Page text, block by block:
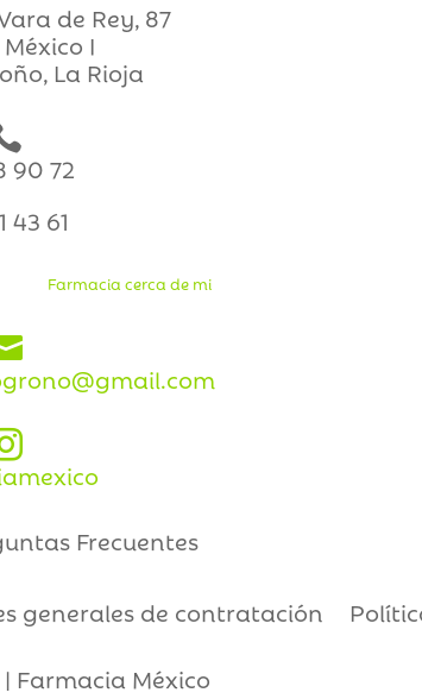
de Rey, 87
I
La Rioja
90 72
43 61
Farmacia cerca de mi
Frecuentes
generales de contratación
Farmacia México